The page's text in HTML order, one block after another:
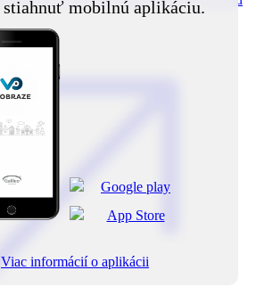
stiahnuť mobilnú aplikáciu.
Viac informácií o aplikácii